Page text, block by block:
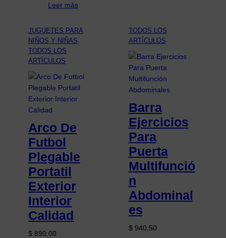
Leer más
JUGUETES PARA
NIÑOS Y NIÑAS
TODOS LOS
ARTÍCULOS
Arco De
Futbol
Plegable
Portatil
Exterior
Interior
Calidad
$ 890,00
TODOS LOS
ARTÍCULOS
Barra
Ejercicios
Para
Puerta
Multifunció
n
Abdominal
es
$940,50